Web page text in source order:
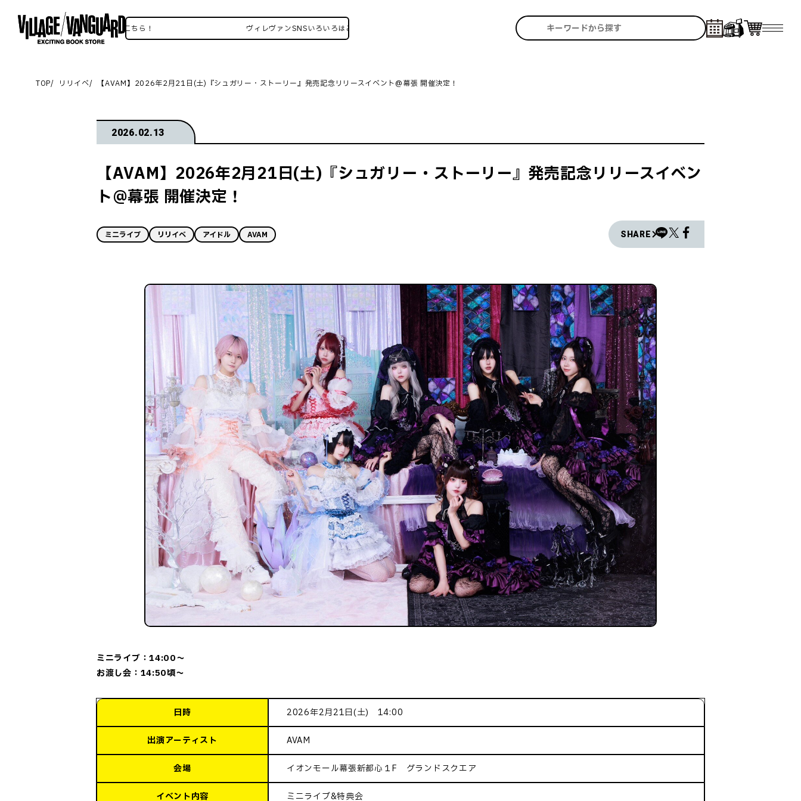
ィレヴァンSNSいろいろはこちら！ ヴィレヴァンSNSいろいろはこちら！
TOP リリイベ 【AVAM】2026年2月21日(土)『シュガリー・ストーリー』発売記念リリースイベント@幕張 開催決定！
2026.02.13
【AVAM】2026年2月21日(土)『シュガリー・ストーリー』発売記念リリースイベン
ト@幕張 開催決定！
ミニライブ リリイベ アイドル AVAM SHARE
ミニライブ：14:00～
お渡し会：14:50頃～
日時 2026年2月21日(土) 14:00
出演アーティスト AVAM
会場 イオンモール幕張新都心１F グランドスクエア
イベント内容 ミニライブ&特典会